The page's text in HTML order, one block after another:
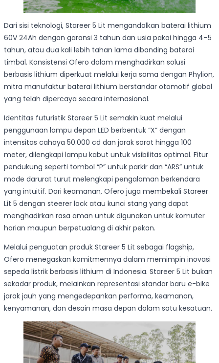
Dari sisi teknologi, Stareer 5 Lit mengandalkan baterai lithium
60V 24Ah dengan garansi 3 tahun dan usia pakai hingga 4–5
tahun, atau dua kali lebih tahan lama dibanding baterai
timbal. Konsistensi Ofero dalam menghadirkan solusi
berbasis lithium diperkuat melalui kerja sama dengan Phylion,
mitra manufaktur baterai lithium berstandar otomotif global
yang telah dipercaya secara internasional.
Identitas futuristik Stareer 5 Lit semakin kuat melalui
penggunaan lampu depan LED berbentuk “X” dengan
intensitas cahaya 50.000 cd dan jarak sorot hingga 100
meter, dilengkapi lampu kabut untuk visibilitas optimal. Fitur
pendukung seperti tombol “P” untuk parkir dan “ARS” untuk
mode darurat turut melengkapi pengalaman berkendara
yang intuitif. Dari keamanan, Ofero juga membekali Stareer
Lit 5 dengan steerer lock atau kunci stang yang dapat
menghadirkan rasa aman untuk digunakan untuk komuter
harian maupun berpetualang di akhir pekan.
Melalui penguatan produk Stareer 5 Lit sebagai flagship,
Ofero menegaskan komitmennya dalam memimpin inovasi
sepeda listrik berbasis lithium di Indonesia. Stareer 5 Lit bukan
sekadar produk, melainkan representasi standar baru e-bike
jarak jauh yang mengedepankan performa, keamanan,
kenyamanan, dan desain masa depan dalam satu kesatuan.